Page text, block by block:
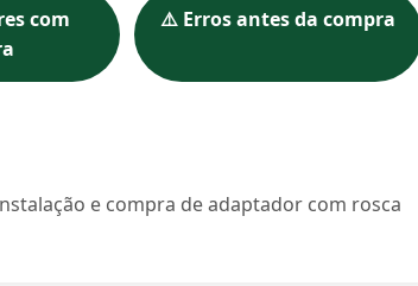
com
⚠️ Erros antes da compra
e compra de adaptador com rosca